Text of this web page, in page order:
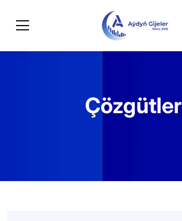
Çözgütler